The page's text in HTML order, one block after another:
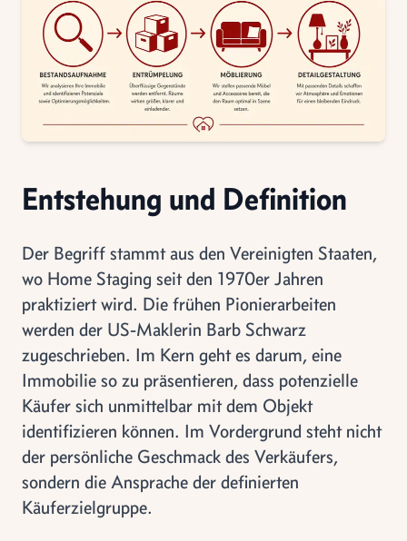
Entstehung und Definition
Der Begriff stammt aus den Vereinigten Staaten,
wo Home Staging seit den 1970er Jahren
praktiziert wird. Die frühen Pionierarbeiten
werden der US-Maklerin Barb Schwarz
zugeschrieben. Im Kern geht es darum, eine
Immobilie so zu präsentieren, dass potenzielle
Käufer sich unmittelbar mit dem Objekt
identifizieren können. Im Vordergrund steht nicht
der persönliche Geschmack des Verkäufers,
sondern die Ansprache der definierten
Käuferzielgruppe.